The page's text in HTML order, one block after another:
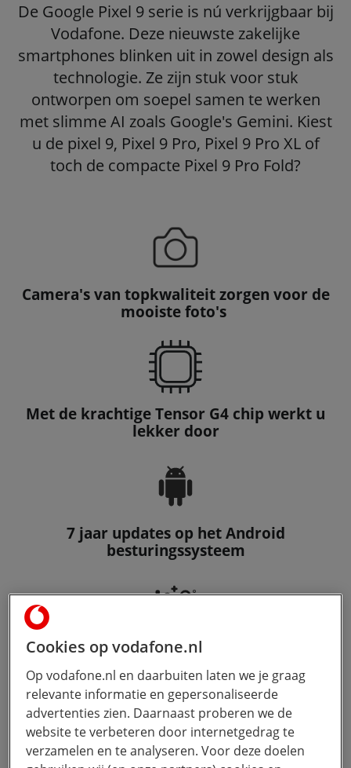
De Google Pixel 9 serie is nú verkrijgbaar bij
Vodafone. Deze nieuwste zakelijke
smartphones blinken uit in zowel design als
technologie. Ze zijn stuk voor stuk
ontworpen om soepel samen te werken
met slimme AI zoals Google's Gemini. Kiest
u de pixel 9, Pixel 9 Pro, Pixel 9 Pro XL of
toch de compacte Pixel 9 Pro Fold?
Camera's van topkwaliteit zorgen voor de
mooiste foto's
Met de krachtige Tensor G4 chip werkt u
lekker door
7 jaar updates op het Android
besturingssysteem
Doe efficiënt zaken op de Pixel 9 telefoon
met Google AI
Cookies op vodafone.nl
Op vodafone.nl en daarbuiten laten we je graag
relevante informatie en gepersonaliseerde
advertenties zien. Daarnaast proberen we de
website te verbeteren door internetgedrag te
verzamelen en te analyseren. Voor deze doelen